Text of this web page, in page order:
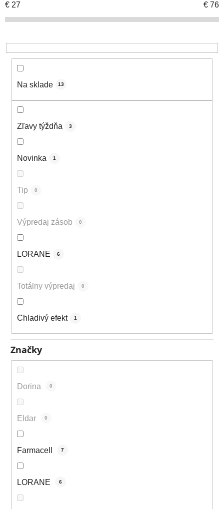
r
o
u
k
€ 27 € 76
Na sklade 13
Zľavy týždňa 3
Novinka 1
Tip 0
Výpredaj zásob 0
LORANE 6
Totálny výpredaj 0
Chladivý efekt 1
Značky
Dorina 0
Eldar 0
Farmacell 7
LORANE 6